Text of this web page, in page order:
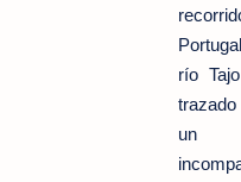
río
un